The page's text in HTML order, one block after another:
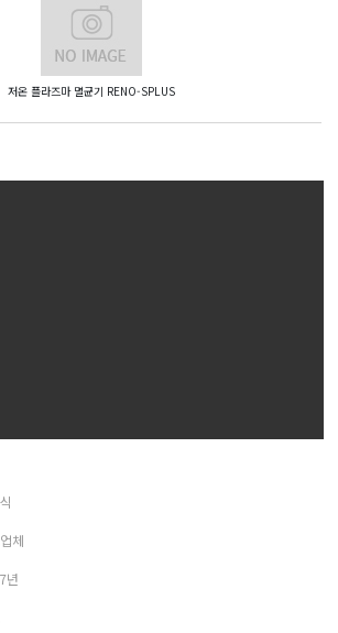
저온 플라즈마 멸균기 RENO-SPLUS
체
년